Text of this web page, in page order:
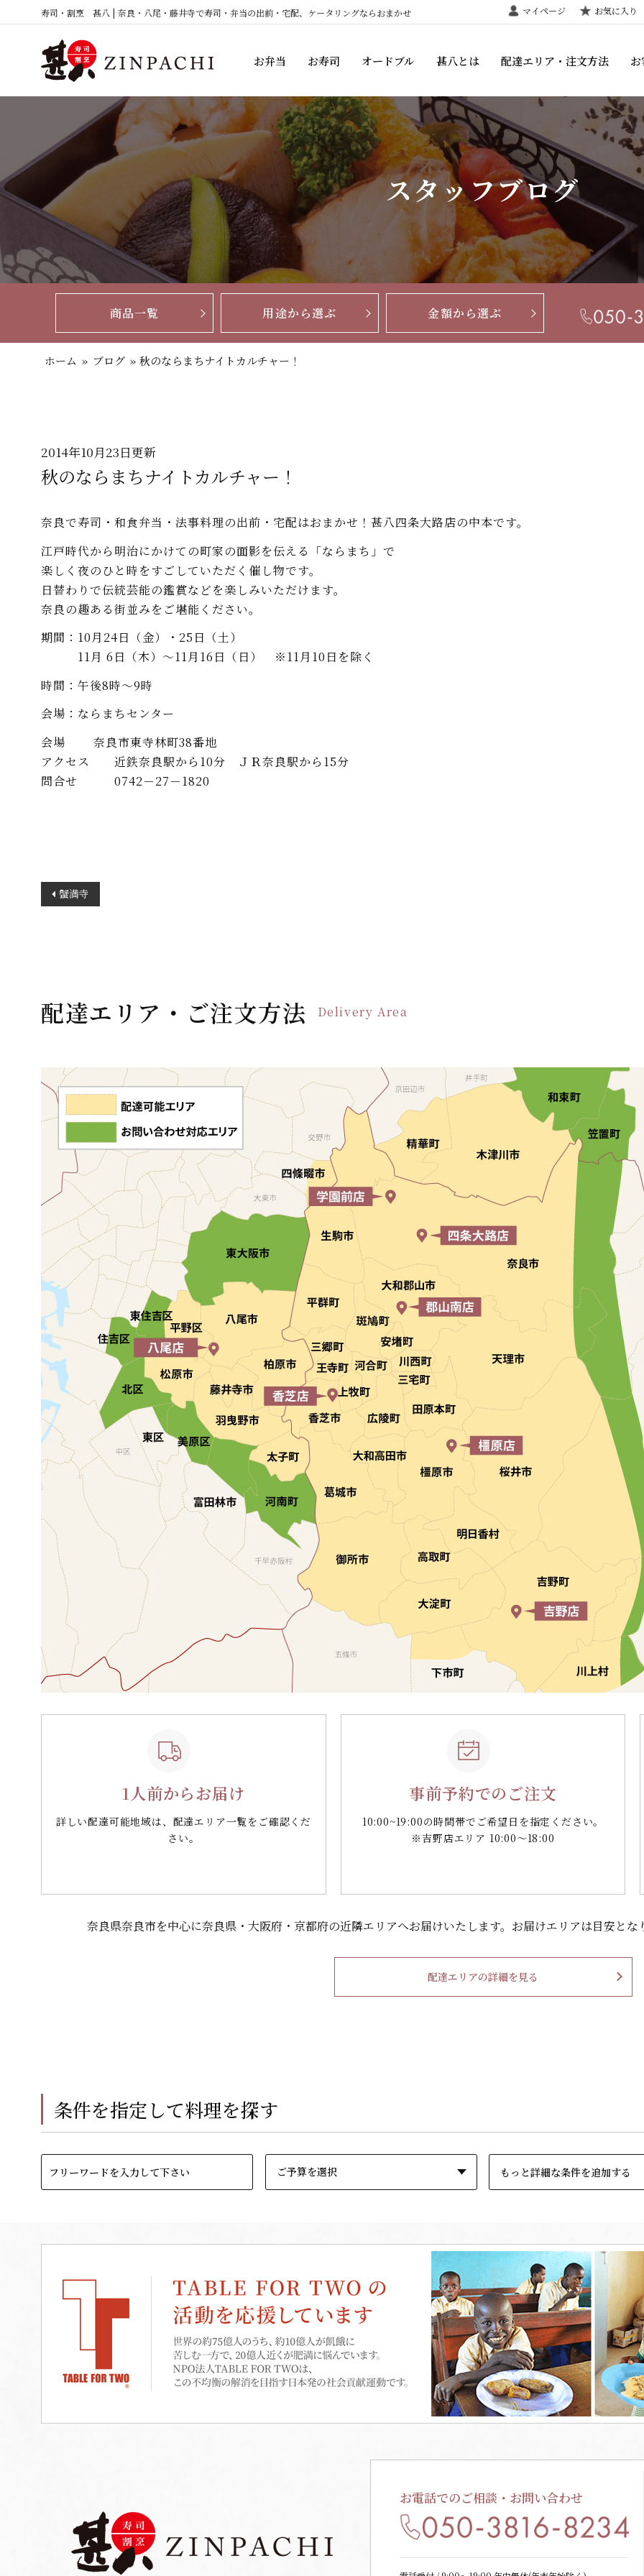
ン
プ
寿司・割烹 甚八 | 奈良・八尾・藤井寺で寿司・弁当の出前・宅配、ケータリングならおまかせ マイページ お気に入り
お弁当 お寿司 オードブル 甚八とは 配達エリア・注文方法
スタッフブログ
商品一覧 用途から選ぶ 金額から選ぶ
ホーム » ブログ » 秋のならまちナイトカルチャー！
2014年10月23日更新
秋のならまちナイトカルチャー！
奈良で寿司・和食弁当・法事料理の出前・宅配はおまかせ！甚八四条大路店の中本です。
江戸時代から明治にかけての町家の面影を伝える「ならまち」で
楽しく夜のひと時をすごしていただく催し物です。
日替わりで伝統芸能の鑑賞などを楽しみいただけます。
奈良の趣ある街並みをご堪能ください。
期間：10月24日（金）・25日（土）
11月 6日（木）～11月16日（日） ※11月10日を除く
時間：午後8時～9時
会場：ならまちセンター
会場 奈良市東寺林町38番地
アクセス 近鉄奈良駅から10分 ＪＲ奈良駅から15分
問合せ 0742－27－1820
稿
シ
ョ
蟹満寺
配達エリア・ご注文方法 Delivery Area
1人前からお届け
詳しい配達可能地域は、配達エリア一覧をご確認くだ
さい。
事前予約でのご注文
10:00~19:00の時間帯で ご希望日を指定ください。
※吉野店エリア 10:00～18:00
奈良県奈良市を中心に奈良県・大阪府・京都府の近隣エリアへお届けいたします。 お届けエリアは目安とな
配達エリアの詳細を見る
条件を指定して料理を探す
もっと詳細な条件を追加する
お電話でのご相談・お問い合わせ